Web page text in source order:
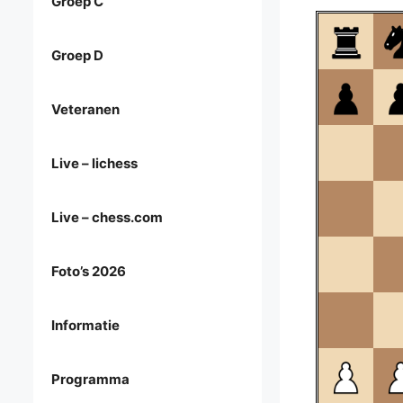
Groep D
Veteranen
Live – lichess
Live – chess.com
Foto’s 2026
Informatie
Programma